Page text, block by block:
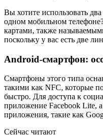
Вы хотите использовать
одном мобильном
картами, также
поскольку у вас есть две
Android-смартфон:
Смартфоны этого типа
такими как NFC, которые
быстро. Для доступа к
приложение Facebook Lite,
приложения, такие как
Сейчас читают